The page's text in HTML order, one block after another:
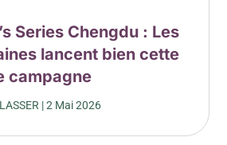
Series Chengdu : Les
lancent bien cette
campagne
|2 Mai 2026